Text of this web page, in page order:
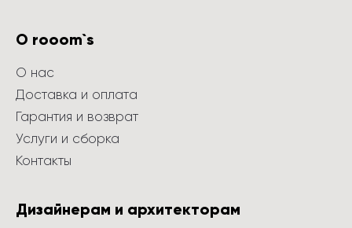
О rooom`s
О нас
Доставка и оплата
Гарантия и возврат
Услуги и сборка
Контакты
Дизайнерам и архитекторам